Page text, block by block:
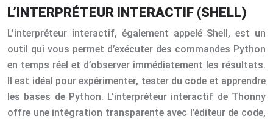
L’INTERPRÉTEUR INTERACTIF (SHELL)
L’interpréteur interactif, également appelé Shell, est un
outil qui vous permet d’exécuter des commandes Python
en temps réel et d’observer immédiatement les résultats.
Il est idéal pour expérimenter, tester du code et apprendre
les bases de Python. L’interpréteur interactif de Thonny
offre une intégration transparente avec l’éditeur de code,